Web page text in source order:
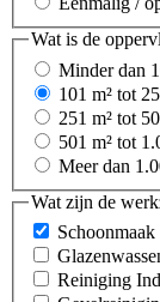
Wat is de
Minder dan
101 m² tot
251 m² tot
501 m² tot
Meer dan
Wat zijn de
Reiniging